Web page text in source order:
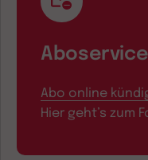
Aboservice
Abo online
Hier geht’s zum